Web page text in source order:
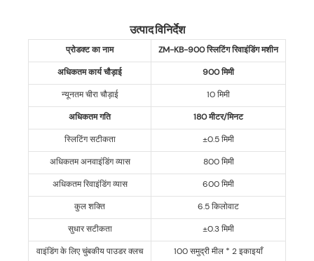
उत्पाद विनिर्देश
प्रोडक्ट का नाम
ZM-KB-900 स्लिटिंग रिवाइंडिंग मशीन
अधिकतम कार्य चौड़ाई
900 मिमी
न्यूनतम चीरा चौड़ाई
10 मिमी
अधिकतम गति
180 मीटर/मिनट
स्लिटिंग सटीकता
±0.5 मिमी
अधिकतम अनवाइंडिंग व्यास
800 मिमी
अधिकतम रिवाइंडिंग व्यास
600 मिमी
कुल शक्ति
6.5 किलोवाट
सुधार सटीकता
±0.3 मिमी
वाइंडिंग के लिए चुंबकीय पाउडर क्लच
100 समुद्री मील * 2 इकाइयाँ